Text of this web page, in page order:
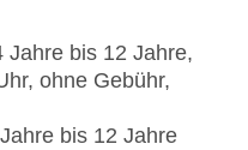
CENTRAL“: täglich
Gebühr
"ARMONIA'“:
Jahre bis 12 Jahre,
ohne Gebühr,
bis 12 Jahre